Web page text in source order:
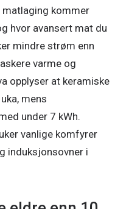
matlaging kommer
hvor avansert mat du
mindre strøm enn
varme og
opplyser at keramiske
mens
under 7 kWh.
vanlige komfyrer
induksjonsovner i